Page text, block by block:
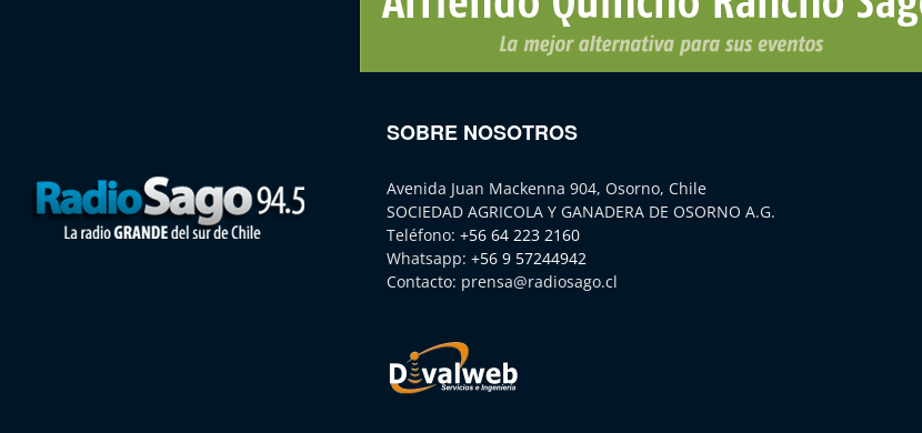
SOBRE NOSOTROS
Avenida Juan Mackenna 904, Osorno, Chile
SOCIEDAD AGRICOLA Y GANADERA DE OSORNO A.G.
Teléfono: +56 64 223 2160
Whatsapp: +56 9 57244942
Contacto: prensa@radiosago.cl